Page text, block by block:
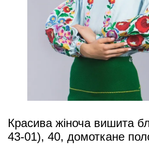
Красива жіноча вишита
43-01), 40, домоткане